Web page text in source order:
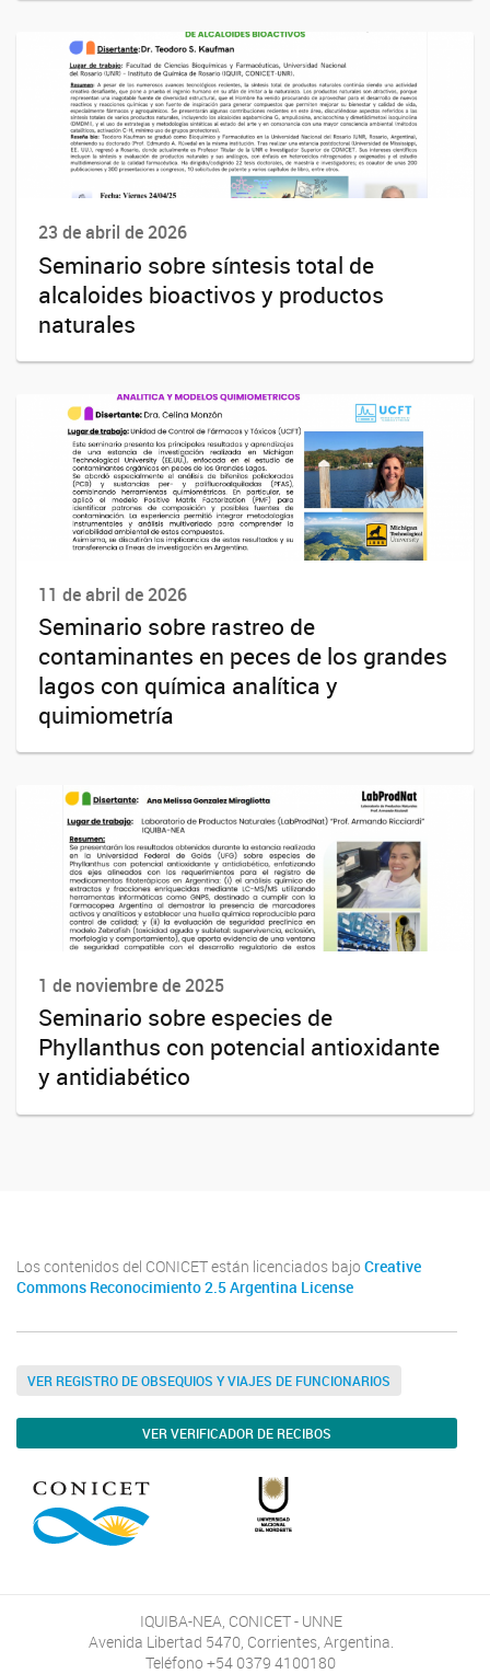
23 de abril de 2026
Seminario sobre síntesis total de
alcaloides bioactivos y productos
naturales
11 de abril de 2026
Seminario sobre rastreo de
contaminantes en peces de los grandes
lagos con química analítica y
quimiometría
1 de noviembre de 2025
Seminario sobre especies de
Phyllanthus con potencial antioxidante
y antidiabético
Los contenidos del CONICET están licenciados bajo Creative
Commons Reconocimiento 2.5 Argentina License
VER REGISTRO DE OBSEQUIOS Y VIAJES DE FUNCIONARIOS
VER VERIFICADOR DE RECIBOS
IQUIBA-NEA, CONICET - UNNE
Avenida Libertad 5470, Corrientes, Argentina.
Teléfono +54 0379 4100180